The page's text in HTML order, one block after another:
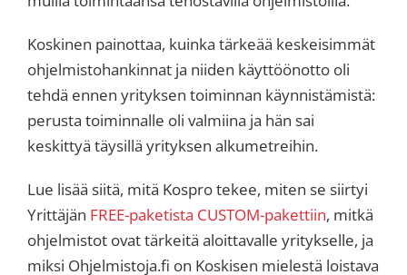
Koskinen painottaa, kuinka tärkeää keskeisimmät
ohjelmistohankinnat ja niiden käyttöönotto oli
tehdä ennen yrityksen toiminnan käynnistämistä:
perusta toiminnalle oli valmiina ja hän sai
keskittyä täysillä yrityksen alkumetreihin.
Lue lisää siitä, mitä Kospro tekee, miten se siirtyi
Yrittäjän FREE-paketista CUSTOM-pakettiin, mitkä
ohjelmistot ovat tärkeitä aloittavalle yritykselle, ja
miksi Ohjelmistoja.fi on Koskisen mielestä loistava